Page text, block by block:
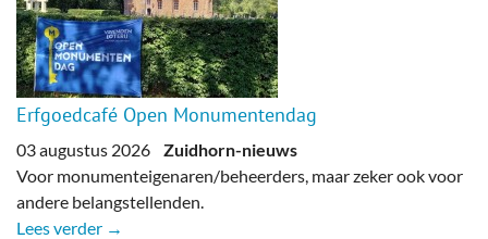
Erfgoedcafé Open Monumentendag
03 augustus 2026 Zuidhorn-nieuws
Voor monumenteigenaren/beheerders, maar zeker ook voor
andere belangstellenden.
Lees verder →